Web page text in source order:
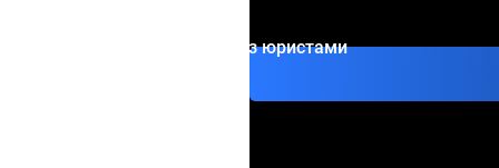
Зв'яжіться з юристами